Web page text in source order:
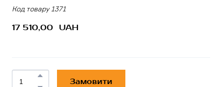
Код товару 1371
17 510,00  UAH
Замовити